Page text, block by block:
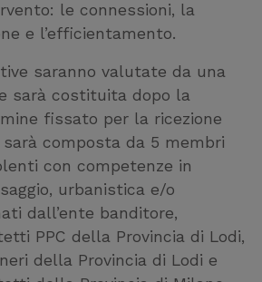
le connessioni, la
e l’efficientamento.
saranno valutate da una
sarà costituita dopo la
fissato per la ricezione
composta da 5 membri
con competenze in
urbanistica e/o
dall’ente banditore,
PPC della Provincia di Lodi,
della Provincia di Lodi e